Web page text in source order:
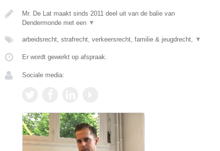
Mr. De Lat maakt sinds 2011 deel uit van de balie van
Dendermonde met een ▼
arbeidsrecht, strafrecht, verkeersrecht, familie & jeugdrecht, ▼
Er wordt gewerkt op afspraak.
Sociale media: